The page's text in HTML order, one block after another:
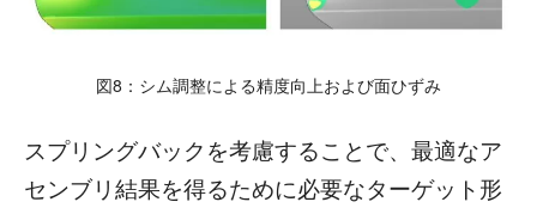
図8：シム調整による精度向上および面ひずみ
スプリングバックを考慮することで、最適なア
センブリ結果を得るために必要なターゲット形